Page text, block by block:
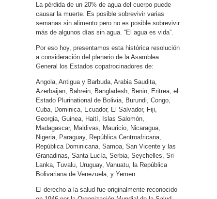
La pérdida de un 20% de agua del cuerpo puede
causar la muerte. Es posible sobrevivir varias
semanas sin alimento pero no es posible sobrevivir
más de algunos días sin agua. “El agua es vida”.
Por eso hoy, presentamos esta histórica resolución
a consideración del plenario de la Asamblea
General los Estados copatrocinadores de:
Angola, Antigua y Barbuda, Arabia Saudita,
Azerbaijan, Bahrein, Bangladesh, Benin, Eritrea, el
Estado Plurinational de Bolivia, Burundi, Congo,
Cuba, Dominica, Ecuador, El Salvador, Fiji,
Georgia, Guinea, Haití, Islas Salomón,
Madagascar, Maldivas, Mauricio, Nicaragua,
Nigeria, Paraguay, República Centroafricana,
República Dominicana, Samoa, San Vicente y las
Granadinas, Santa Lucía, Serbia, Seychelles, Sri
Lanka, Tuvalu, Uruguay, Vanuatu, la República
Bolivariana de Venezuela, y Yemen.
El derecho a la salud fue originalmente reconocido